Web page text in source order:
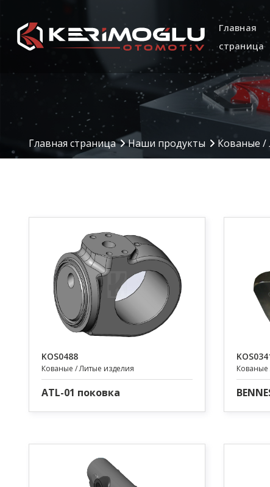
Главная
страница
Manufacturing
Capabilities
Production
Главная страница Наши продукты Кованые /
KOS0488
Кованые / Литые изделия
ATL-01 поковка
Кованые